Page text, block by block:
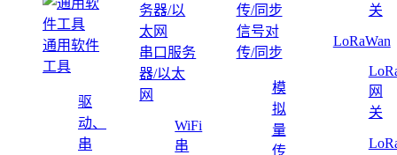
通用软件
工具
驱
动、
串
串口服务
器/以太
网
WiFi
串
信号对
传/同步
模
拟
量
传
关
LoRaWan
网
关